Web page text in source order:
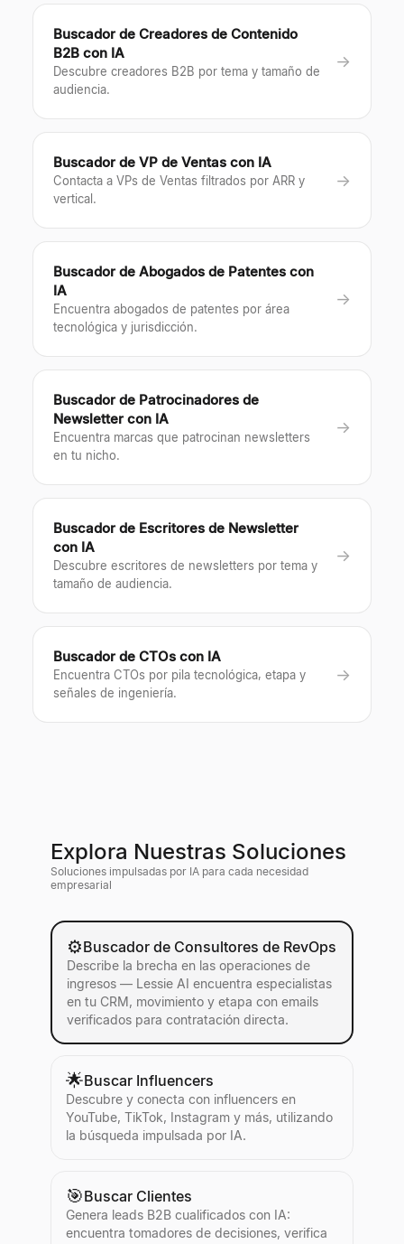
Buscador de Creadores de Contenido
B2B con IA
Descubre creadores B2B por tema y tamaño de
audiencia.
→
Buscador de VP de Ventas con IA
Contacta a VPs de Ventas filtrados por ARR y
vertical.
→
Buscador de Abogados de Patentes con
IA
Encuentra abogados de patentes por área
tecnológica y jurisdicción.
→
Buscador de Patrocinadores de
Newsletter con IA
Encuentra marcas que patrocinan newsletters
en tu nicho.
→
Buscador de Escritores de Newsletter
con IA
Descubre escritores de newsletters por tema y
tamaño de audiencia.
→
Buscador de CTOs con IA
Encuentra CTOs por pila tecnológica, etapa y
señales de ingeniería.
→
Explora Nuestras Soluciones
Soluciones impulsadas por IA para cada necesidad
empresarial
⚙️Buscador de Consultores de RevOps
Describe la brecha en las operaciones de
ingresos — Lessie AI encuentra especialistas
en tu CRM, movimiento y etapa con emails
verificados para contratación directa.
🌟Buscar Influencers
Descubre y conecta con influencers en
YouTube, TikTok, Instagram y más, utilizando
la búsqueda impulsada por IA.
🎯Buscar Clientes
Genera leads B2B cualificados con IA:
encuentra tomadores de decisiones, verifica